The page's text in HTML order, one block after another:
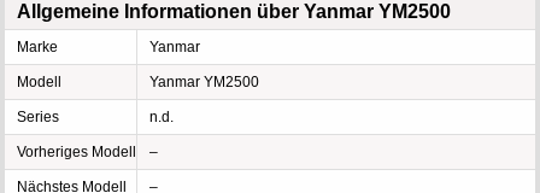
Allgemeine Informationen über Yanmar YM2500
Marke Yanmar
Modell Yanmar YM2500
Series n.d.
Vorheriges Modell –
Nächstes Modell –